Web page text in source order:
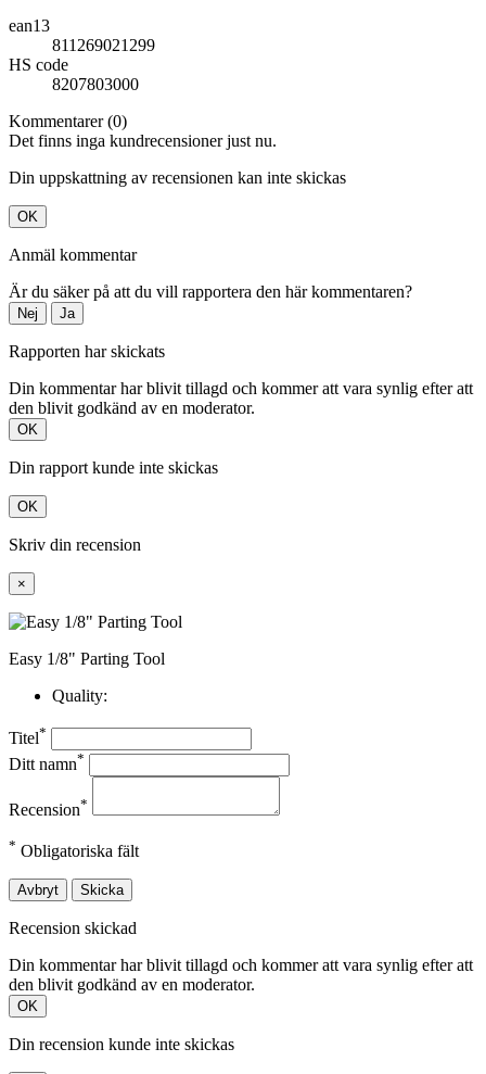
ean13
811269021299
HS code
8207803000
Kommentarer (0)
Det finns inga kundrecensioner just nu.
Din uppskattning av recensionen kan inte skickas
OK
Anmäl kommentar
Är du säker på att du vill rapportera den här kommentaren?
Nej Ja
Rapporten har skickats
Din kommentar har blivit tillagd och kommer att vara synlig efter att
den blivit godkänd av en moderator.
OK
Din rapport kunde inte skickas
OK
Skriv din recension
×
Easy 1/8" Parting Tool
Quality:
Titel*
Ditt namn*
Recension*
* Obligatoriska fält
Avbryt Skicka
Recension skickad
Din kommentar har blivit tillagd och kommer att vara synlig efter att
den blivit godkänd av en moderator.
OK
Din recension kunde inte skickas